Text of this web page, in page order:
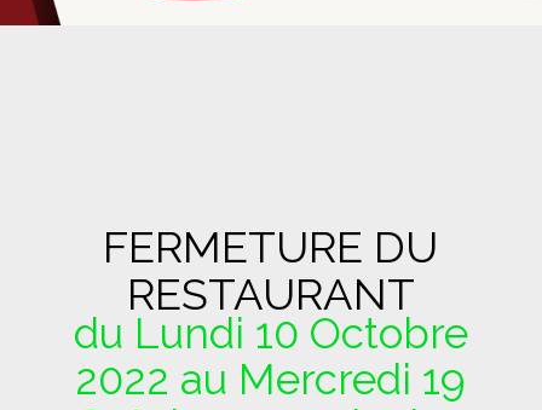
FERMETURE DU
RESTAURANT
du Lundi 10 Octobre
2022 au Mercredi 19